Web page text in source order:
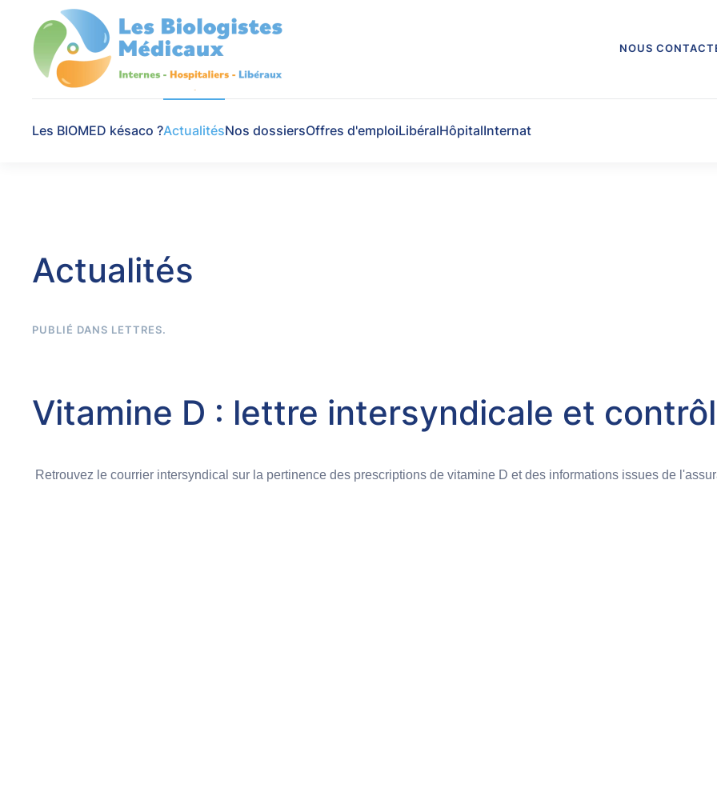
Skip to main content NOUS
Les BIOMED késaco ?ActualitésNos dossiersOffres d'emploiLibéralHôpitalInternat
Actualités
PUBLIÉ DANS LETTRES.
Vitamine D : lettre intersyndicale et
Retrouvez le courrier intersyndical sur la pertinence des prescriptions de vitamine D et des informations issues de